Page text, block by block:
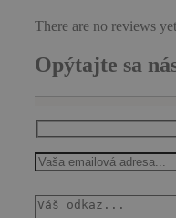
There are no reviews
Opýtajte sa